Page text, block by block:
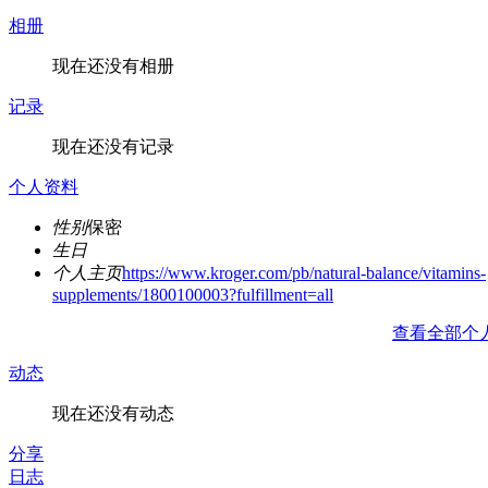
相册
现在还没有相册
记录
现在还没有记录
个人资料
性别保密
生日
个人主页https://www.kroger.com/pb/natural-balance/vitamins-
supplements/1800100003?fulfillment=all
查看全部个
动态
现在还没有动态
分享
日志